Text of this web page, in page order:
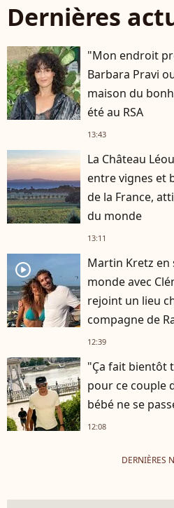
Dernières
"Mon endroit
Barbara Pravi
maison du
été au RSA
13:43
La Château
entre vignes et
de la France,
du monde
13:11
player2
Martin Kretz
monde avec
rejoint un lieu
compagne de
12:39
"Ça fait bientôt
pour ce couple
bébé ne se
12:08
DERNIÈRES